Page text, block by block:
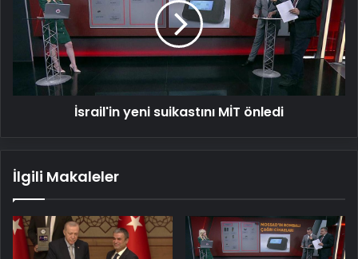
MİT
önledi
İsrail'in yeni suikastını MİT önledi
İlgili Makaleler